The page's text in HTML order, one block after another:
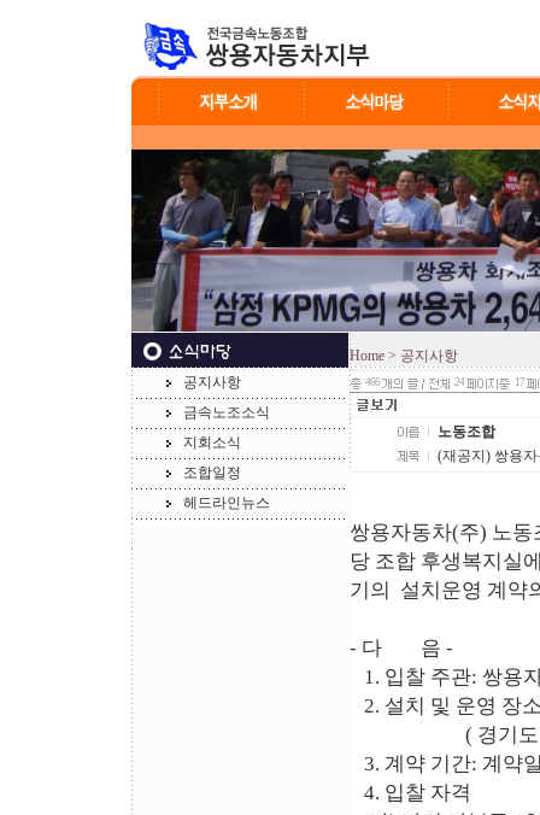
공지사항
금속노조소식
지회소식
조합일정
헤드라인뉴스
Home > 공지사항
466 24 17
노동조합
(재공지) 쌍용
쌍용자동차(주) 노
당 조합 후생복지실
기의 설치운영 계약
- 다 음 -
1. 입찰 주관: 쌍용
2. 설치 및 운영 장
( 경기도 평택시
3. 계약 기간: 계약
4. 입찰 자격